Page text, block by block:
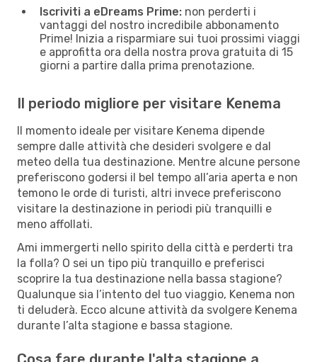
Iscriviti a eDreams Prime: non perderti i
vantaggi del nostro incredibile abbonamento
Prime! Inizia a risparmiare sui tuoi prossimi viaggi
e approfitta ora della nostra prova gratuita di 15
giorni a partire dalla prima prenotazione.
Il periodo migliore per visitare Kenema
Il momento ideale per visitare Kenema dipende
sempre dalle attività che desideri svolgere e dal
meteo della tua destinazione. Mentre alcune persone
preferiscono godersi il bel tempo all’aria aperta e non
temono le orde di turisti, altri invece preferiscono
visitare la destinazione in periodi più tranquilli e
meno affollati.
Ami immergerti nello spirito della città e perderti tra
la folla? O sei un tipo più tranquillo e preferisci
scoprire la tua destinazione nella bassa stagione?
Qualunque sia l’intento del tuo viaggio, Kenema non
ti deluderà. Ecco alcune attività da svolgere Kenema
durante l’alta stagione e bassa stagione.